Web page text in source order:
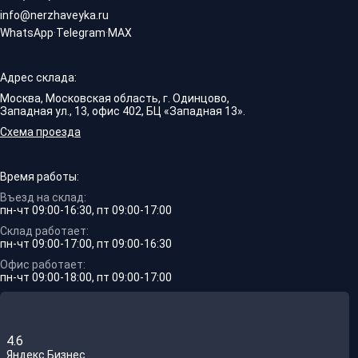
info@nerzhaveyka.ru
WhatsApp·Telegram·MAX
Адрес склада:
Москва, Московская область, г. Одинцово,
Западная ул., 13, офис 402, БЦ «Западная 13».
Схема проезда
Время работы:
Въезд на склад:
пн-чт 09:00-16:30, пт 09:00-17:00
Склад работает:
пн-чт 09:00-17:00, пт 09:00-16:30
Офис работает:
пн-чт 09:00-18:00, пт 09:00-17:00
4.6
Яндекс.Бизнес